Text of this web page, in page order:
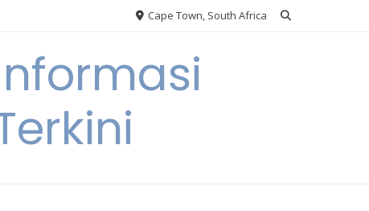
Cape Town, South Africa
Informasi